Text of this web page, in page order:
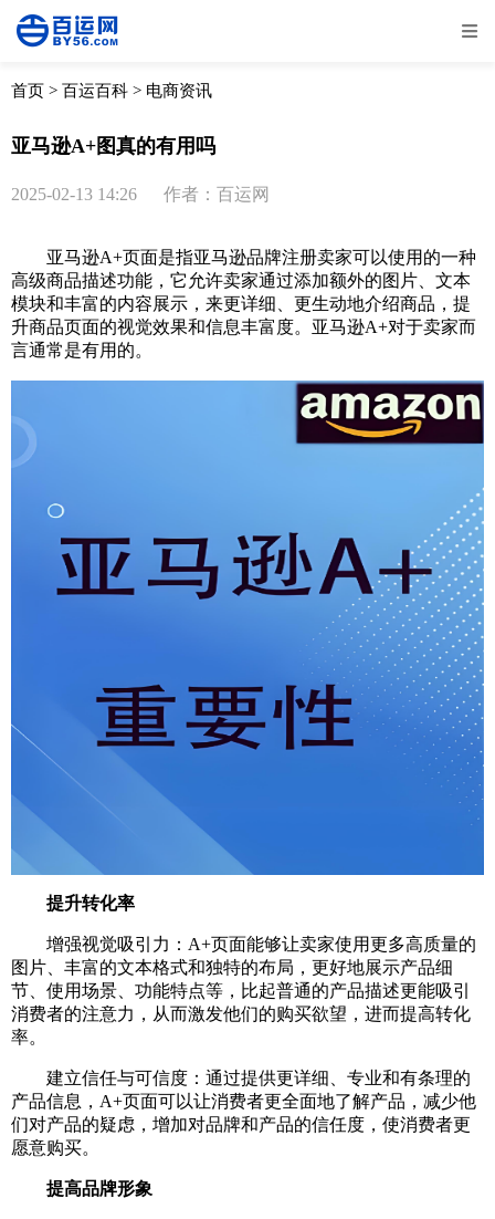
全部 物流资讯
取消
首页 > 百运百科 > 电商资讯
亚马逊A+图真的有用吗
2025-02-13 14:26 作者：百运网
亚马逊A+页面是指亚马逊品牌注册卖家可以使用的一种
高级商品描述功能，它允许卖家通过添加额外的图片、文本
模块和丰富的内容展示，来更详细、更生动地介绍商品，提
升商品页面的视觉效果和信息丰富度。亚马逊A+对于卖家而
言通常是有用的。
提升转化率
增强视觉吸引力：A+页面能够让卖家使用更多高质量的
图片、丰富的文本格式和独特的布局，更好地展示产品细
节、使用场景、功能特点等，比起普通的产品描述更能吸引
消费者的注意力，从而激发他们的购买欲望，进而提高转化
率。
建立信任与可信度：通过提供更详细、专业和有条理的
产品信息，A+页面可以让消费者更全面地了解产品，减少他
们对产品的疑虑，增加对品牌和产品的信任度，使消费者更
愿意购买。
提高品牌形象